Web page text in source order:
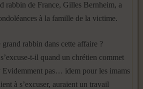
rabbin de France, Gilles Bernheim, a
à la famille de la victime.
rabbin dans cette affaire ?
t-il quand un chrétien commet
Evidemment pas… idem pour les imams
à s’excuser, auraient un travail